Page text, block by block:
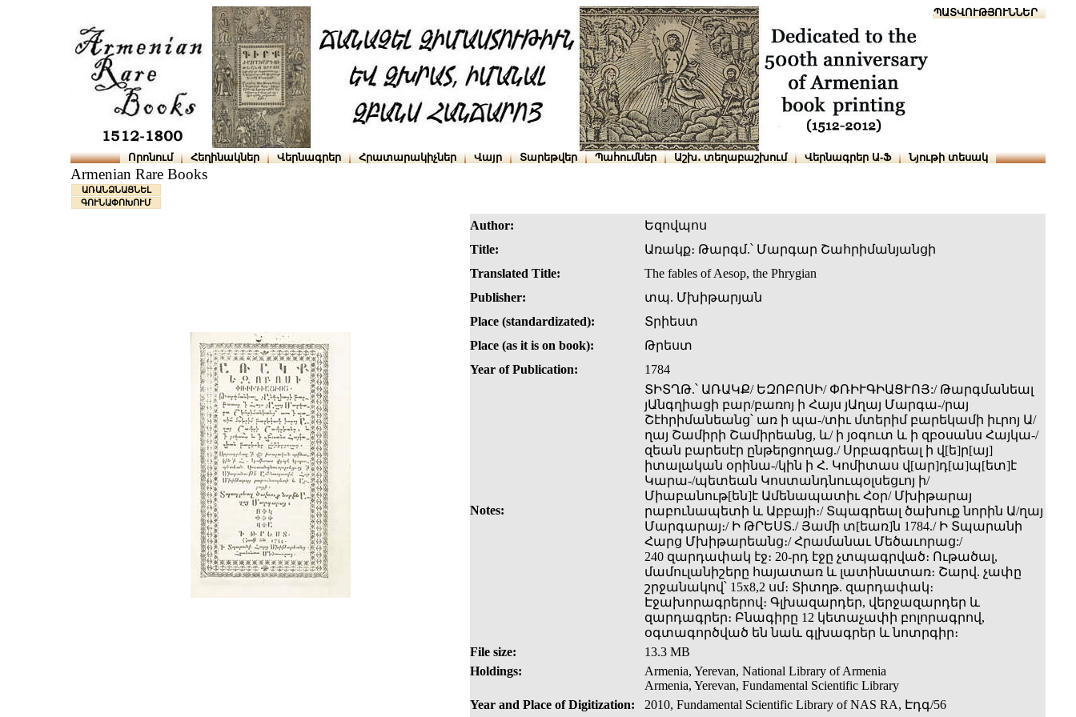
ՆԱԽԱՊԱՏՎՈՒԹՅՈՒՆՆԵՐ
Որոնում Հեղինակներ Վերնագրեր Հրատարակիչներ Վայր Տարեթվեր Պահումներ Աշխ․ տեղաբաշխում Վերնագրեր Ա-Ֆ Նյութի տեսակ
Armenian Rare Books
ԱՌԱՆՁՆԱՑՆԵԼ
ԳՈՒՆԱՓՈԽՈՒՄ
Author:
Եզովպոս
Title:
Առակք։ Թարգմ.՝ Մարգար Շահրիմանյանցի
Translated Title:
The fables of Aesop, the Phrygian
Publisher:
տպ. Մխիթարյան
Place (standardizated):
Տրիեստ
Place (as it is on book):
Թրեստ
Year of Publication:
1784
Notes:
ՏԻՏՂԹ.՝ ԱՌԱԿՔ/ ԵԶՈԲՈՍԻ/ ՓՌԻՒԳԻԱՑՒՈՅ:/ Թարգմանեալ
յԱնգղիացի բար/բառոյ ի Հայս յԱղայ Մարգա-/րայ
Շէհրիմանեանց՝ առ ի պա-/տիւ մտերիմ բարեկամի իւրոյ Ա/
ղայ Շամիրի Շամիրեանց, և/ ի յօգուտ և ի զբօսանս Հայկա-/
զեան բարեսէր ընթերցողաց./ Սրբագրեալ ի վ[ե]ր[այ]
իտալական օրինա-/կին ի Հ. Կոմիտաս վ[ար]դ[ա]պ[ետ]է
Կարա-/պետեան Կոստանդնուպօլսեցւոյ ի/
Միաբանութ[են]է Ամենապատիւ Հօր/ Մխիթարայ
րաբունապետի և Աբբայի։/ Տպագրեալ ծախուք նորին Ա/ղայ
Մարգարայ։/ Ի ԹՐԵՍՏ./ Յամի տ[եառ]ն 1784./ Ի Տպարանի
Հարց Մխիթարեանց։/ Հրամանաւ Մեծաւորաց:/
240 զարդափակ էջ։ 20-րդ էջը չտպագրված։ Ութածալ,
մամուլանիշերը հայատառ և լատինատառ։ Շարվ. չափը
շրջանակով՝ 15x8,2 սմ։ Տիտղթ. զարդափակ։
Էջախորագրերով։ Գլխազարդեր, վերջազարդեր և
զարդագրեր։ Բնագիրը 12 կետաչափի բոլորագրով,
օգտագործված են նաև գլխագրեր և նոտրգիր։
File size:
13.3 MB
Holdings:
Armenia, Yerevan, National Library of Armenia
Armenia, Yerevan, Fundamental Scientific Library
Year and Place of Digitization:
2010, Fundamental Scientific Library of NAS RA, Էդգ/56